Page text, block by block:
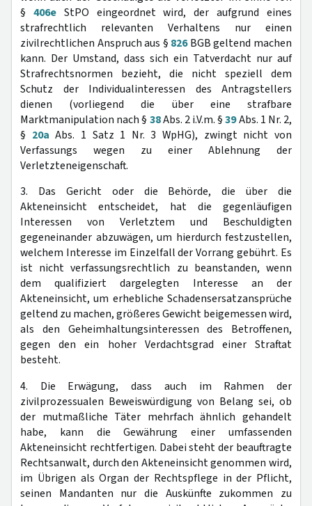
§ 406eStPO eingeordnet wird, der aufgrund eines
strafrechtlich relevanten Verhaltens nur einen
zivilrechtlichen Anspruch aus § 826BGB geltend machen
kann. Der Umstand, dass sich ein Tatverdacht nur auf
Strafrechtsnormen bezieht, die nicht speziell dem
Schutz der Individualinteressen des Antragstellers
dienen (vorliegend die über eine strafbare
Marktmanipulation nach § 38Abs. 2 i.V.m. §39Abs. 1 Nr. 2,
§ 20a Abs. 1 Satz 1 Nr. 3 WpHG), zwingt nicht von
Verfassungs wegen zu einer Ablehnung der
Verletzteneigenschaft.
3. Das Gericht oder die Behörde, die über die
Akteneinsicht entscheidet, hat die gegenläufigen
Interessen von Verletztem und Beschuldigten
gegeneinander abzuwägen, um hierdurch festzustellen,
welchem Interesse im Einzelfall der Vorrang gebührt. Es
ist nicht verfassungsrechtlich zu beanstanden, wenn
dem qualifiziert dargelegten Interesse an der
Akteneinsicht, um erhebliche Schadensersatzansprüche
geltend zu machen, größeres Gewicht beigemessen wird,
als den Geheimhaltungsinteressen des Betroffenen,
gegen den ein hoher Verdachtsgrad einer Straftat
besteht.
4. Die Erwägung, dass auch im Rahmen der
zivilprozessualen Beweiswürdigung von Belang sei, ob
der mutmaßliche Täter mehrfach ähnlich gehandelt
habe, kann die Gewährung einer umfassenden
Akteneinsicht rechtfertigen. Dabei steht der beauftragte
Rechtsanwalt, durch den Akteneinsicht genommen wird,
im Übrigen als Organ der Rechtspflege in der Pflicht,
seinen Mandanten nur die Auskünfte zukommen zu